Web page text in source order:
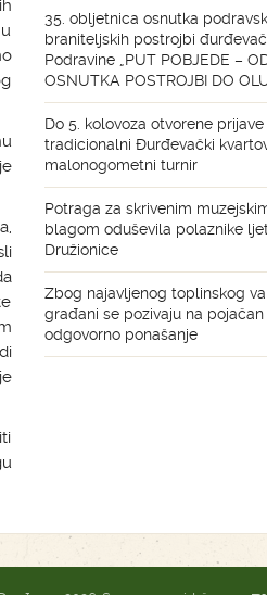
35. obljetnica osnutka
braniteljskih postrojbi
Podravine „PUT POBJEDE –
OSNUTKA POSTROJBI DO
Do 5. kolovoza otvorene prijave
tradicionalni Đurđevački
malonogometni turnir
Potraga za skrivenim
blagom oduševila polaznike
Družionice
Zbog najavljenog toplinskog
građani se pozivaju na pojačan
odgovorno ponašanje